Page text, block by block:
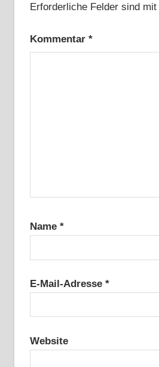
Erforderliche Felder sind mit
Kommentar *
Name *
E-Mail-Adresse *
Website